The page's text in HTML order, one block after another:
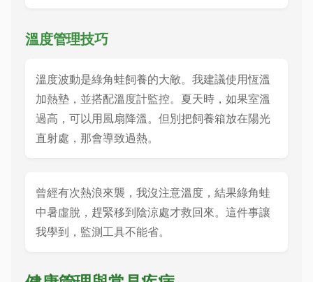
溫度管理技巧
溫度波動是綠角蛙飼養的大敵。我建議使用恆溫
加熱墊，並搭配溫度計監控。夏天時，如果室溫
過高，可以用風扇降溫。但別把飼養箱放在陽光
直射處，那會導致過熱。
曾經有次熱浪來襲，我沒注意溫度，結果綠角蛙
中暑虛脫，趕緊移到陰涼處才救回來。這件事讓
我學到，監測工具不能省。